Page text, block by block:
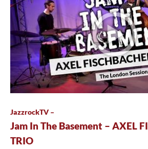
JazzrockTV –
Jam In The Basement – AXEL
TRIO